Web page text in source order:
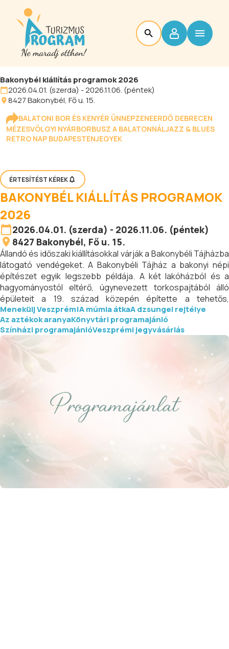
Bakonybél kiállítás programok 2026
2026.04.01. (szerda) - 2026.11.06. (péntek)
8427Bakonybél, Fő u. 15.
BALATONI BOR ÉS KENYÉR ÜNNEPZENEERDŐ DEBRECEN
MÉZESVÖLGYI NYÁRBORBUSZ A BALATONNÁLJAZZ & BLUES
RETRO NAP BUDAPESTENJEGYEK
ÉRTESÍTÉST KÉREK
BAKONYBÉL KIÁLLÍTÁS PROGRAMOK
2026
2026.04.01. (szerda) - 2026.11.06. (péntek)
8427 Bakonybél, Fő u. 15.
Állandó és időszaki kiállításokkal várják a Bakonybéli Tájházba
látogató vendégeket. A Bakonybéli Tájház a bakonyi népi
építészet egyik legszebb példája. A két lakóházból és a
hagyományostól eltérő, úgynevezett torkospajtából álló
épületeit a 19. század közepén építette a tehetős,
faszerszámok kereskedelmével foglalkozó Hasprai család.
Menekülj Veszprém!A múmia átkaA dzsungel rejtélye
Az aztékok aranyaKönyvtári programajánló
Színházi programajánlóVeszprémi jegyvásárlás